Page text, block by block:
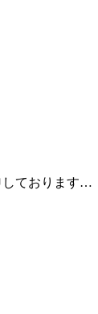
しております…